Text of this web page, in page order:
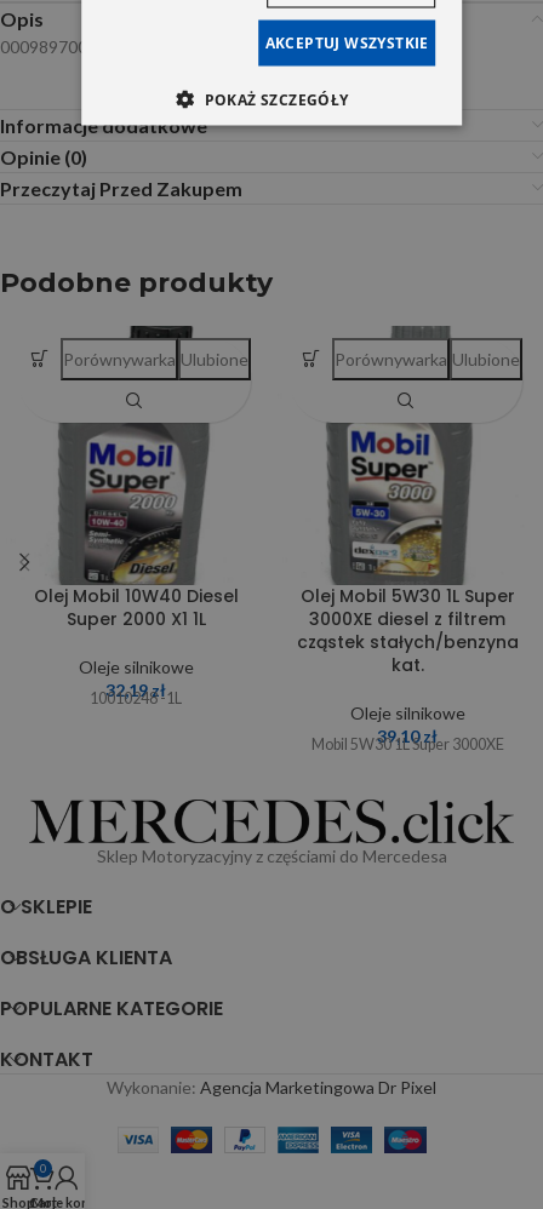
Opis
0009897006
Informacje dodatkowe
Opinie (0)
Przeczytaj Przed Zakupem
Podobne produkty
Olej Mobil 10W40 Diesel
Super 2000 X1 1L
Oleje silnikowe
32,19zł
10010248 -1L
Porównywarka Ulubione
Olej Mobil 5W30 1L Super
3000XE diesel z filtrem
cząstek stałych/benzyna
kat.
Oleje silnikowe
39,10zł
Mobil 5W30 1L Super 3000XE
Porównywarka Ulubione
Sklep Motoryzacyjny z częściami do Mercedesa
O SKLEPIE
OBSŁUGA KLIENTA
POPULARNE KATEGORIE
KONTAKT
Wykonanie: Agencja Marketingowa Dr Pixel
Shop
0
Cart
Moje konto
AKCEPTUJ WSZYSTKIE
POKAŻ SZCZEGÓŁY